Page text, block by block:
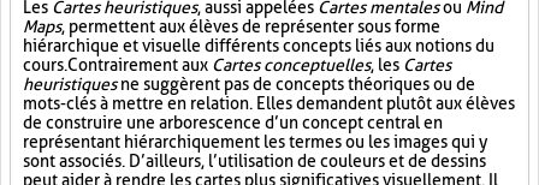
Les Cartes heuristiques, aussi appelées Cartes mentalesou Mind
Maps, permettent aux élèves de représenter sous forme
hiérarchique et visuelle différents concepts liés aux notions du
cours. Contrairement aux Cartes conceptuelles, les Cartes
heuristiquesne suggèrent pas de concepts théoriques ou de
mots-clés à mettre en relation. Elles demandent plutôt aux élèves
de construire une arborescence d’un concept central en
représentant hiérarchiquement les termes ou les images qui y
sont associés. D’ailleurs, l’utilisation de couleurs et de dessins
peut aider à rendre les cartes plus significatives visuellement. Il